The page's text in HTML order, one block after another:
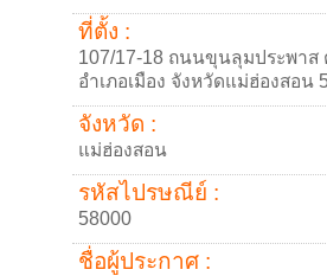
ที่ตั้ง :
107/17-18 ถนนขุนลุมประพาส
อำเภอเมือง จังหวัดแม่ฮ่องสอน
จังหวัด :
แม่ฮ่องสอน
รหัสไปรษณีย์ :
58000
ชื่อผู้ประกาศ :